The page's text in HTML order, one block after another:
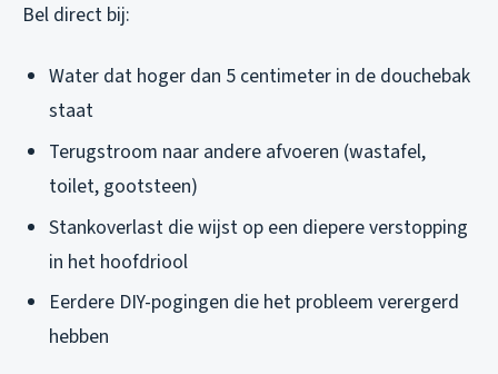
Bel direct bij:
Water dat hoger dan 5 centimeter in de douchebak
staat
Terugstroom naar andere afvoeren (wastafel,
toilet, gootsteen)
Stankoverlast die wijst op een diepere verstopping
in het hoofdriool
Eerdere DIY-pogingen die het probleem verergerd
hebben